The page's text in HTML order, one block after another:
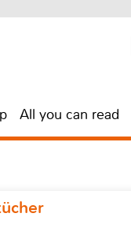
All you can read